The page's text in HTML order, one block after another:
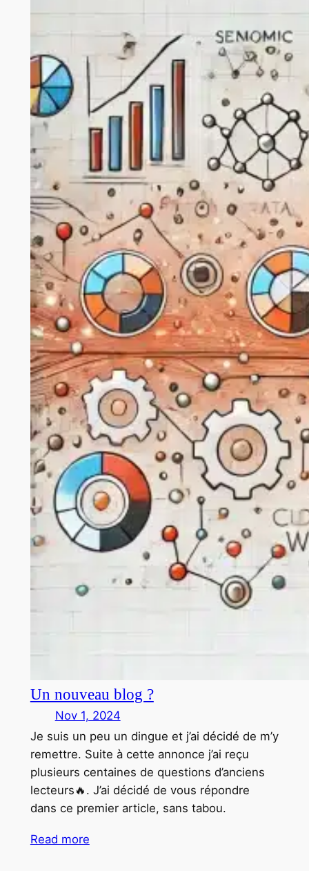
Un nouveau blog ?
Nov 1, 2024
Je suis un peu un dingue et j’ai décidé de m’y
remettre. Suite à cette annonce j’ai reçu
plusieurs centaines de questions d’anciens
lecteurs🔥. J’ai décidé de vous répondre
dans ce premier article, sans tabou.
Read more